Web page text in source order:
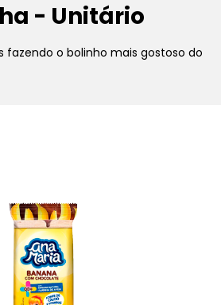
- Unitário
fazendo o bolinho mais gostoso do